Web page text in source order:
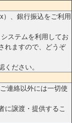
）、銀行振込をご利用
ステムを利用してお
れますので、どうぞ
ださい。
連絡以外には一切使
に譲渡・提供するこ